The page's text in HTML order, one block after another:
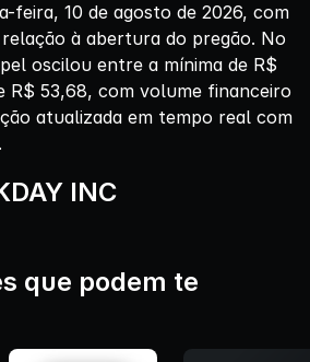
feira, 10 de agosto de 2026, com
relação à abertura do pregão. No
oscilou entre a mínima de R$
R$ 53,68, com volume financeiro
atualizada em tempo real com
INC
que podem te